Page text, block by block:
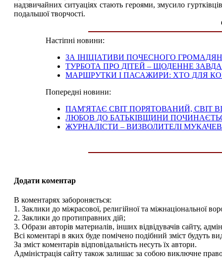
надзвичайних ситуаціях стають героями, змусило
подальшої творчості.
Настіпні новини:
ЗА ІНІЦІАТИВИ ПОЧЕСНОГО
ТУРБОТА ПРО ДІТЕЙ – ЩОДЕННЕ
МАРШРУТКИ І ПАСАЖИРИ: ХТО ДЛЯ
Попередні новини:
ПАМ'ЯТАЄ СВІТ ПОРЯТОВАНИЙ, СВІТ
ЛЮБОВ ДО БАТЬКІВЩИНИ
ЖУРНАЛІСТИ – ВИЗВОЛИТЕЛІ
Додати коментар
В коментарях забороняється:
1. Заклики до міжрасової, религійної та міжнаціональної
2. Заклики до протиправних дій;
3. Образи авторів материалів, інших відвідувачів сайту,
Всі коментарі в яких буде помічено подібний зміст будуть
За зміст коментарів відповідальність несуть їх автори.
Адміністрація сайту також залишає за собою виключне